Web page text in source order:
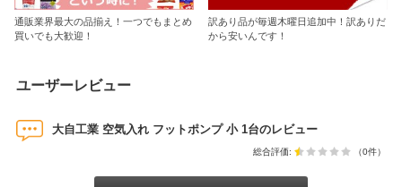
通販業界最大の品揃え！一つでもまとめ
買いでも大歓迎！
訳あり品が毎週木曜日追加中！訳ありだ
から安いんです！
ユーザーレビュー
大自工業 空気入れ フットポンプ 小 1台のレビュー
総合評価: （0件）